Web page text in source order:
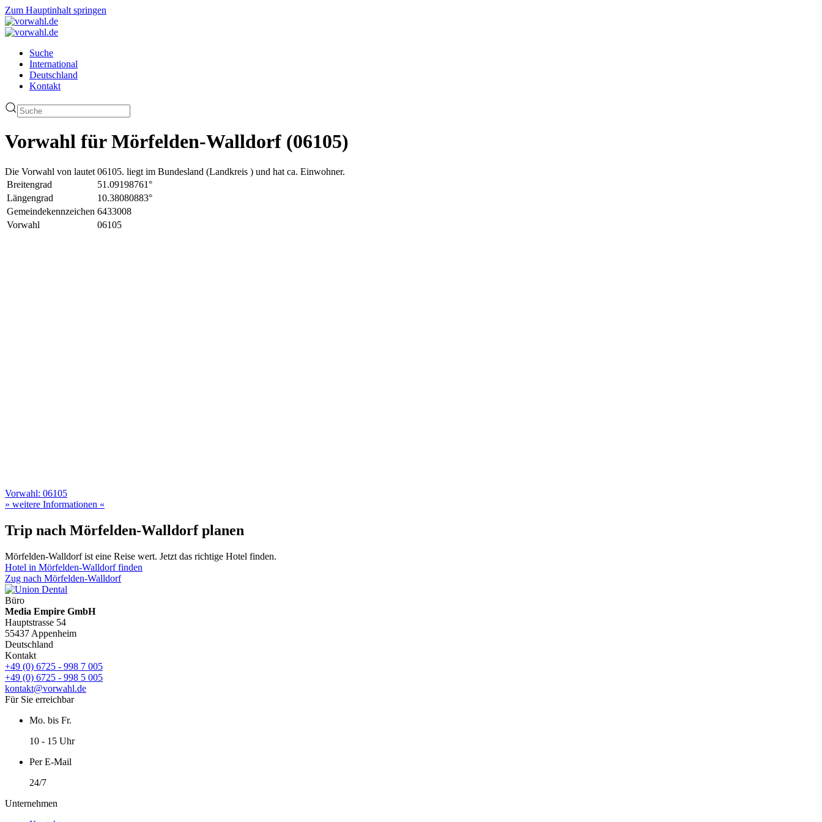
Zum Hauptinhalt springen
Suche
International
Deutschland
Kontakt
Vorwahl für Mörfelden-Walldorf (06105)
Die Vorwahl von lautet 06105. liegt im Bundesland (Landkreis ) und hat ca. Einwohner.
Breitengrad
51.09198761°
Längengrad
10.38080883°
Gemeindekennzeichen 6433008
Vorwahl
06105
Vorwahl: 06105
» weitere Informationen «
Trip nach Mörfelden-Walldorf planen
Mörfelden-Walldorf ist eine Reise wert. Jetzt das richtige Hotel finden.
Hotel in Mörfelden-Walldorf finden
Zug nach Mörfelden-Walldorf
Büro
Media Empire GmbH
Hauptstrasse 54
55437 Appenheim
Deutschland
Kontakt
+49 (0) 6725 - 998 7 005
+49 (0) 6725 - 998 5 005
kontakt@vorwahl.de
Für Sie erreichbar
Mo. bis Fr.
10 - 15 Uhr
Per E-Mail
24/7
Unternehmen